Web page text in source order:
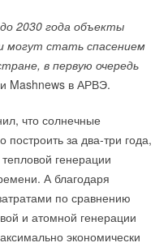
2030 года объекты
могут стать спасением
в первую очередь
Mashnews в АРВЭ.
что солнечные
за два-три года,
генерации
А благодаря
по сравнению
и атомной генерации
экономически
защитных
транспортных
увеличить запас хода.
ее массового
году будет создана
выпуска.
использование
литий-ионных
переход к этой более